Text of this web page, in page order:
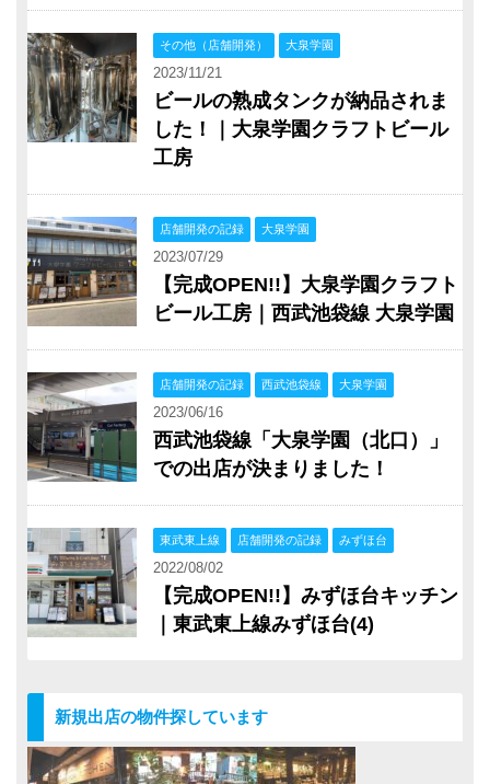
その他（店舗開発） 大泉学園
2023/11/21
ビールの熟成タンクが納品されま
した！｜大泉学園クラフトビール
工房
店舗開発の記録 大泉学園
2023/07/29
【完成OPEN!!】大泉学園クラフト
ビール工房｜西武池袋線 大泉学園
店舗開発の記録 西武池袋線 大泉学園
2023/06/16
西武池袋線「大泉学園（北口）」
での出店が決まりました！
東武東上線 店舗開発の記録 みずほ台
2022/08/02
【完成OPEN!!】みずほ台キッチン
｜東武東上線みずほ台(4)
新規出店の物件探しています